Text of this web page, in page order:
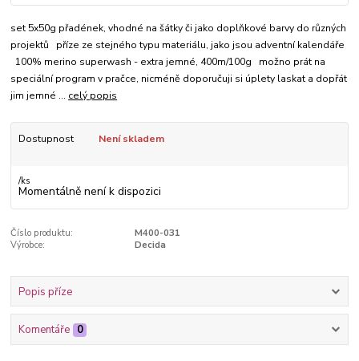
set 5x50g přadének, vhodné na šátky či jako doplňkové barvy do různých
projektů příze ze stejného typu materiálu, jako jsou adventní kalendáře
100% merino superwash - extra jemné, 400m/100g možno prát na
speciální program v pračce, nicméně doporučuji si úplety laskat a dopřát
jim jemné ... celý popis
Dostupnost Není skladem
/ks
Momentálně není k dispozici
Číslo produktu:
M400-031
Výrobce:
Decida
Popis příze
Komentáře 0